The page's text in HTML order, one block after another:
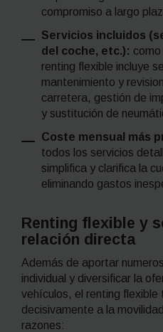
compromiso a largo
Servicios incluidos
del coche, etc.): como
renting flexible incluye
mantenimiento y
carretera, gestión de
y sustitución de
Coste mensual más
todos los servicios
simplifica y clarifica la
eliminando gastos
Renting flexible y
relación directa
Además de aportar
individual y diversificar la
vehículos, el renting flexible
decisivamente a la
razones: